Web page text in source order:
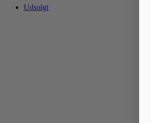
Udsolgt